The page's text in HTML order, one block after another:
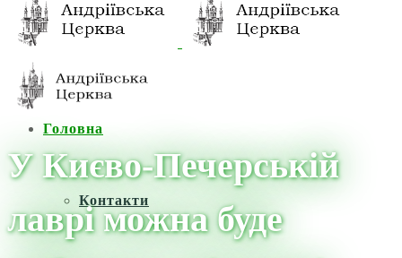
Головна
Контакти
У Києво-Печерській
лаврі можна буде